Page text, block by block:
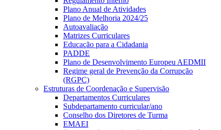
Plano Anual de Atividades
Plano de Melhoria 2024/25
Autoavaliação
Matrizes Curriculares
Educação para a Cidadania
PADDE
Plano de Desenvolvimento Europeu AEDMII
Regime geral de Prevenção da Corrupção
(RGPC)
Estruturas de Coordenação e Supervisão
Departamentos Curriculares
Subdepartamento curricular/ano
Conselho dos Diretores de Turma
EMAEI